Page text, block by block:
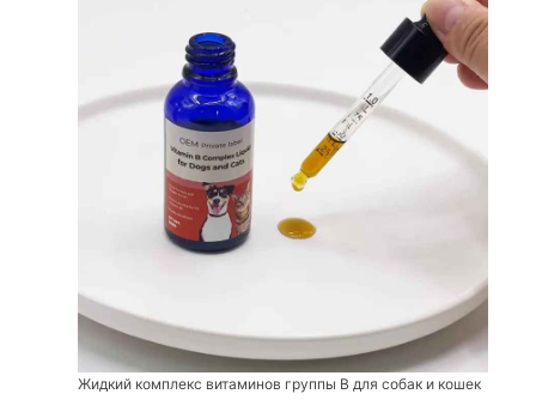
Жидкий комплекс витаминов группы В для собак и кошек